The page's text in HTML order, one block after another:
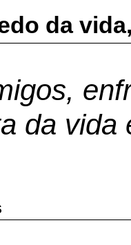
da
da vida